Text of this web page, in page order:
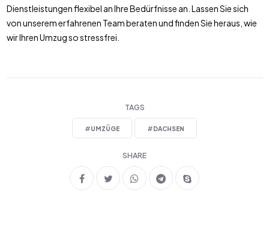
Dienstleistungen flexibel an Ihre Bedürfnisse an. Lassen Sie sich
von unserem erfahrenen Team beraten und finden Sie heraus, wie
wir Ihren Umzug so stressfrei.
TAGS
#UMZÜGE #DACHSEN
SHARE